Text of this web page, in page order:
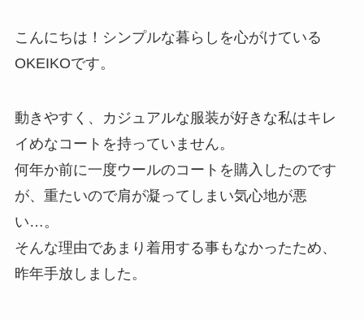
こんにちは！シンプルな暮らしを心がけている
OKEIKOです。
動きやすく、カジュアルな服装が好きな私はキレ
イめなコートを持っていません。
何年か前に一度ウールのコートを購入したのです
が、重たいので肩が凝ってしまい気心地が悪
い…。
そんな理由であまり着用する事もなかったため、
昨年手放しました。